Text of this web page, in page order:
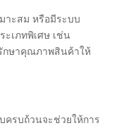
าะสม หรือมีระบบ
เภทพิเศษ เช่น
กษาคุณภาพสินค้าให้
ครบถ้วนจะช่วยให้การ